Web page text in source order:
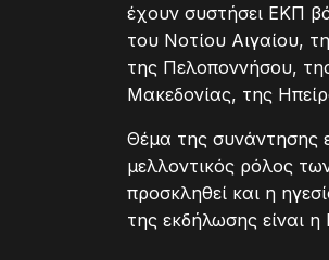
έχουν συστήσει ΕΚΠ
του Νοτίου Αιγαίου,
της Πελοποννήσου,
Μακεδονίας, της
Θέμα της συνάντησης
μελλοντικός ρόλος
προσκληθεί και η
της εκδήλωσης είναι